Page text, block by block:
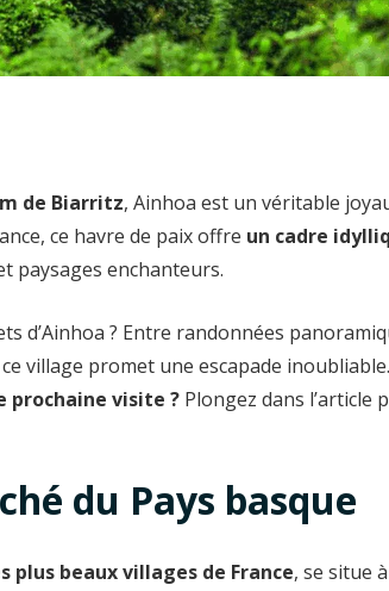
de Biarritz, Ainhoa est un véritable
ce havre de paix offre un cadre
paysages enchanteurs.
d’Ainhoa ? Entre randonnées
village promet une escapade inoubliable.
visite ? Plongez dans l’article
du Pays basque
plus beaux villages de France, se situe